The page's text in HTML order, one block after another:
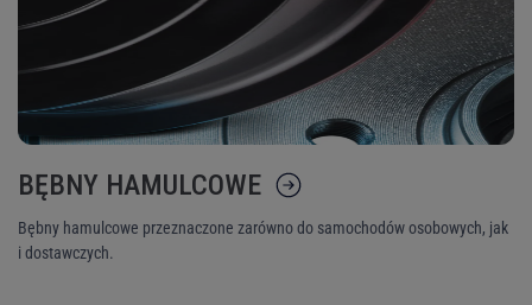
BĘBNY HAMULCOWE
Bębny hamulcowe przeznaczone zarówno do samochodów osobowych, jak
i dostawczych.